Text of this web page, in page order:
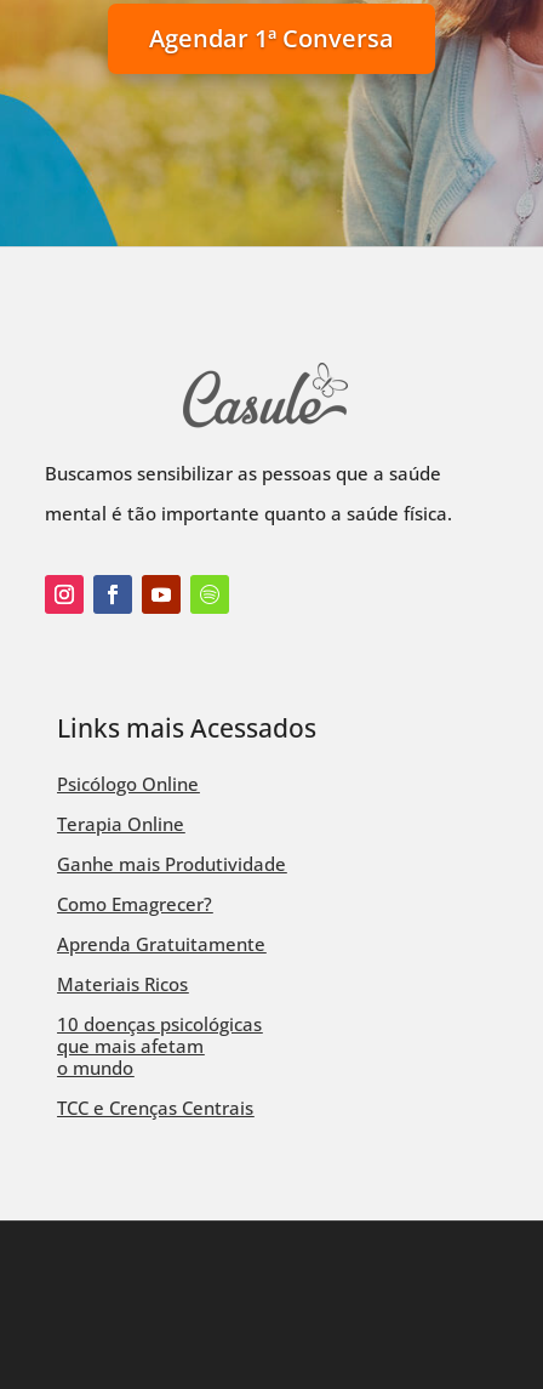
Agendar 1ª Conversa
Buscamos sensibilizar as pessoas que a saúde
mental é tão importante quanto a saúde física.
Links mais Acessados
Psicólogo Online
Terapia Online
Ganhe mais Produtividade
Como Emagrecer?
Aprenda Gratuitamente
Materiais Ricos
10 doenças psicológicas
que mais afetam
o mundo
TCC e Crenças Centrais